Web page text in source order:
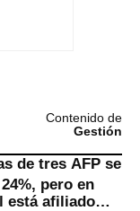
Contenido de
Gestión
de tres AFP se
pero en
está afiliado